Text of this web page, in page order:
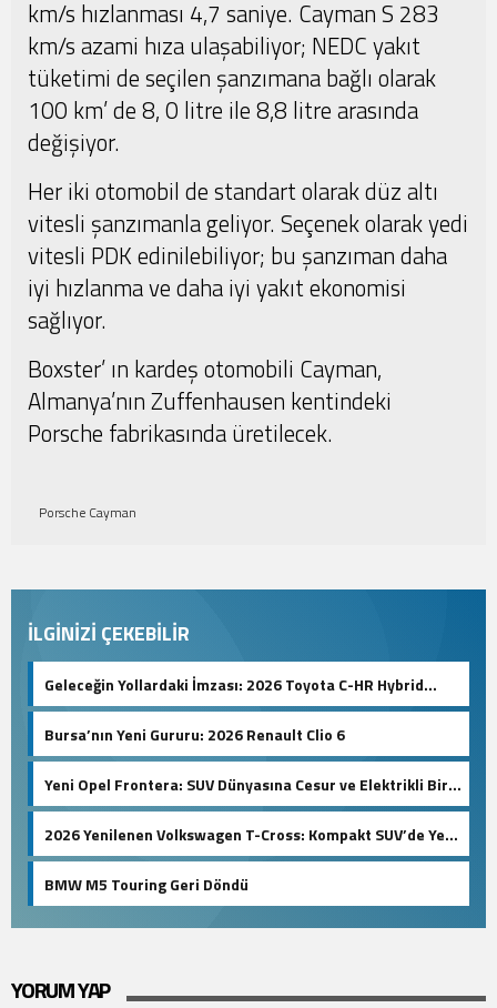
km/s hızlanması 4,7 saniye. Cayman S 283
km/s azami hıza ulaşabiliyor; NEDC yakıt
tüketimi de seçilen şanzımana bağlı olarak
100 km’ de 8, 0 litre ile 8,8 litre arasında
değişiyor.
Her iki otomobil de standart olarak düz altı
vitesli şanzımanla geliyor. Seçenek olarak yedi
vitesli PDK edinilebiliyor; bu şanzıman daha
iyi hızlanma ve daha iyi yakıt ekonomisi
sağlıyor.
Boxster’ ın kardeş otomobili Cayman,
Almanya’nın Zuffenhausen kentindeki
Porsche fabrikasında üretilecek.
Porsche Cayman
İLGİNİZİ ÇEKEBİLİR
Geleceğin Yollardaki İmzası: 2026 Toyota C-HR Hybrid
Hakkında Her Şey!
Bursa’nın Yeni Gururu: 2026 Renault Clio 6
Yeni Opel Frontera: SUV Dünyasına Cesur ve Elektrikli Bir
Dönüş!
2026 Yenilenen Volkswagen T-Cross: Kompakt SUV’de Yeni
Standartlar
BMW M5 Touring Geri Döndü
YORUM YAP